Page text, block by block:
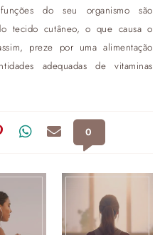
do seu organismo são
tecido cutâneo, o que causa o
preze por uma alimentação
adequadas de vitaminas
0